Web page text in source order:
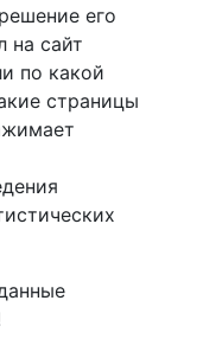
его
на сайт
по какой
страницы